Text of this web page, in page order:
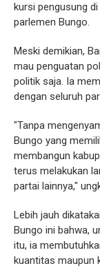
kursi pengusung
parlemen Bungo.
Meski demikian,
mau penguatan
politik saja. Ia
dengan seluruh
"Tanpa
Bungo yang
membangun
terus melakukan
partai lainnya,"
Lebih jauh
Bungo ini bahwa,
itu, ia
kuantitas maupun